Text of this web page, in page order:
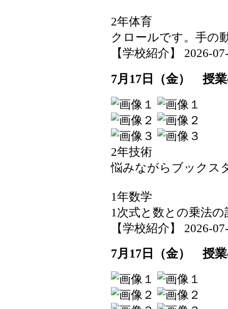
2年体育
クロールです。手の
【学校紹介】 2026-
7月17日（金） 授
2年技術
悩みながらブックス
1年数学
1次式と数との乗法の
【学校紹介】 2026-
7月17日（金） 授